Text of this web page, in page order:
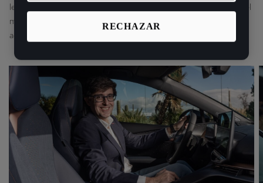
levas, una anticipación constante a los cambios del trazado, uso del
modo de conducción ‘Range’, y el empleo del control de crucero
adaptativo (ACC) y predictivo.
RECHAZAR